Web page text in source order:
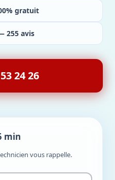
gratuit
255 avis
24 26
min
vous rappelle.